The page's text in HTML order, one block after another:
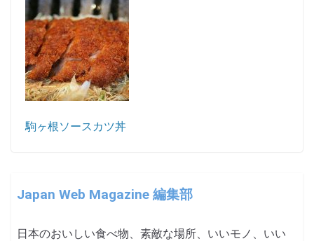
駒ヶ根ソースカツ丼
Japan Web Magazine 編集部
日本のおいしい食べ物、素敵な場所、いいモノ、いい